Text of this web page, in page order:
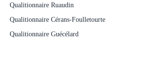
Qualitionnaire Ruaudin
Qualitionnaire Cérans-Foulletourte
Qualitionnaire Guécélard